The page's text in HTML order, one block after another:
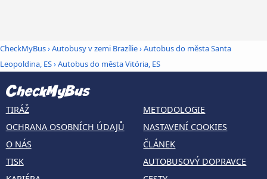
CheckMyBus›Autobusy v zemi Brazílie›Autobus do města Santa
Leopoldina, ES›Autobus do města Vitória, ES
TIRÁŽ
OCHRANA OSOBNÍCH ÚDAJŮ
O NÁS
TISK
METODOLOGIE
NASTAVENÍ COOKIES
ČLÁNEK
AUTOBUSOVÝ DOPRAVCE